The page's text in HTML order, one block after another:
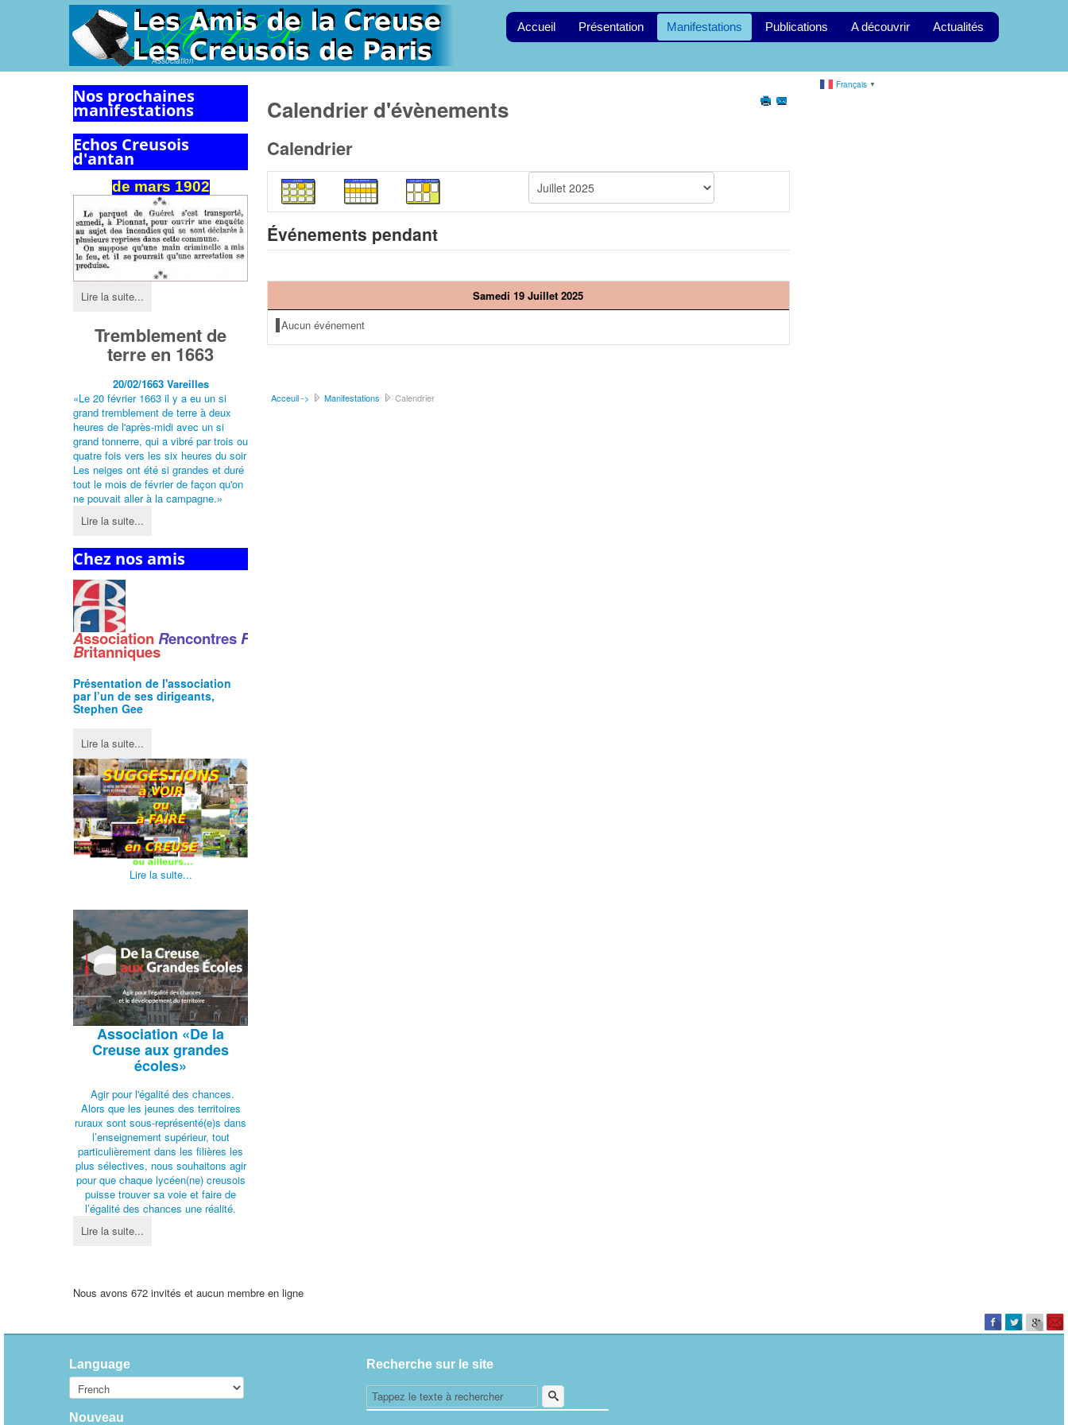
Association
Accueil Présentation Manifestations Publications A découvrir Actualités
Nos prochaines
manifestations
Echos Creusois
d'antan
de mars 1902
Lire la suite...
Tremblement de
terre en 1663
20/02/1663 Vareilles
«Le 20 février 1663 il y a eu un si
grand tremblement de terre à deux
heures de l'après-midi avec un si
grand tonnerre, qui a vibré par trois ou
quatre fois vers les six heures du soir
Les neiges ont été si grandes et duré
tout le mois de février de façon qu'on
ne pouvait aller à la campagne.»
Lire la suite...
Chez nos amis
AssociationRencontresF
Britanniques
Présentation de l'association
par l’un de ses dirigeants,
Stephen Gee
Lire la suite...
Lire la suite...
Association «De la
Creuse aux grandes
écoles»
Agir pour l'égalité des chances.
Alors que les jeunes des territoires
ruraux sont sous-représenté(e)s dans
l’enseignement supérieur, tout
particulièrement dans les filières les
plus sélectives, nous souhaitons agir
pour que chaque lycéen(ne) creusois
puisse trouver sa voie et faire de
l’égalité des chances une réalité.
Lire la suite...
Calendrier d'évènements
Calendrier
Événements pendant
Samedi 19 Juillet 2025
Aucun événement
Acceuil -> Manifestations Calendrier
Français ▼
Nous avons 672 invités et aucun membre en ligne
Language
Nouveau
Recherche sur le site